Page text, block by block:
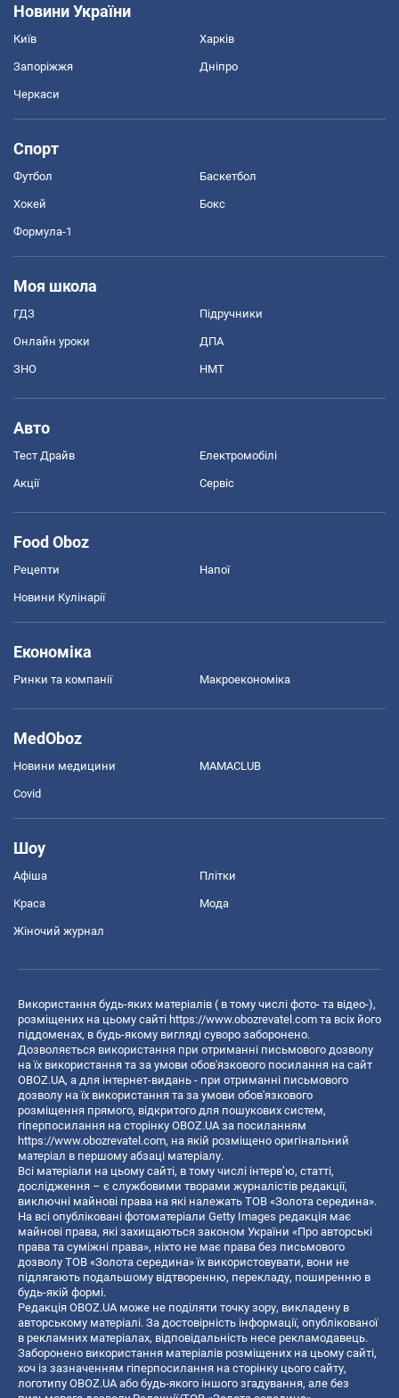
Новини України
Київ Харків
Запоріжжя Дніпро
Черкаси
Спорт
Футбол Баскетбол
Хокей Бокс
Формула-1
Моя школа
ГДЗ Підручники
Онлайн уроки ДПА
ЗНО НМТ
Авто
Тест Драйв Електромобілі
Акції Сервіс
Food Oboz
Рецепти Напої
Новини Кулінарії
Економіка
Ринки та компанії Макроекономіка
MedOboz
Новини медицини MAMACLUB
Covid
Шоу
Афіша Плітки
Краса Мода
Жіночий журнал
Використання будь-яких матеріалів ( в тому числі фото- та відео-),
розміщених на цьому сайті https://www.obozrevatel.com та всіх його
піддоменах, в будь-якому вигляді суворо заборонено.
Дозволяється використання при отриманні письмового дозволу
на їх використання та за умови обов'язкового посилання на сайт
OBOZ.UA, а для інтернет-видань - при отриманні письмового
дозволу на їх використання та за умови обов'язкового
розміщення прямого, відкритого для пошукових систем,
гіперпосилання на сторінку OBOZ.UA за посиланням
https://www.obozrevatel.com, на якій розміщено оригінальний
матеріал в першому абзаці матеріалу.
Всі матеріали на цьому сайті, в тому числі інтерв’ю, статті,
дослідження – є службовими творами журналістів редакції,
виключні майнові права на які належать ТОВ «Золота середина».
На всі опубліковані фотоматеріали Getty Images редакція має
майнові права, які захищаються законом України «Про авторські
права та суміжні права», ніхто не має права без письмового
дозволу ТОВ «Золота середина» їх використовувати, вони не
підлягають подальшому відтворенню, перекладу, поширенню в
будь-якій формі.
Редакція OBOZ.UA може не поділяти точку зору, викладену в
авторському матеріалі. За достовірність інформації, опублікованої
в рекламних матеріалах, відповідальність несе рекламодавець.
Заборонено використання матеріалів розміщених на цьому сайті,
хоч із зазначенням гіперпосилання на сторінку цього сайту,
логотипу OBOZ.UA або будь-якого іншого згадування, але без